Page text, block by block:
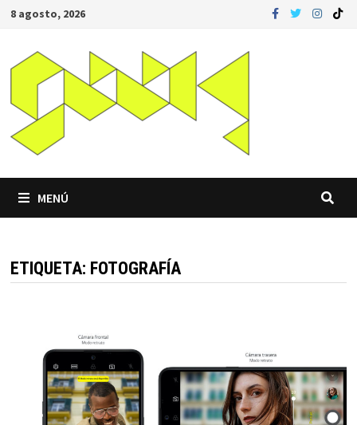
Saltar
contenido
8 agosto, 2026
MENÚ
ETIQUETA: FOTOGRAFÍA